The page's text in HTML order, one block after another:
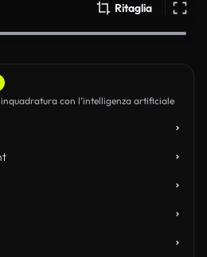
Ritaglia
con l’intelligenza artificiale